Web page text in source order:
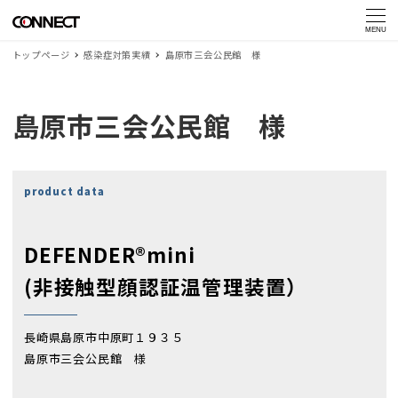
MENU
トップページ 感染症対策実績 島原市三会公民館 様
島原市三会公民館 様
product data
DEFENDER®mini
(非接触型顔認証温管理装置）
長崎県島原市中原町１９３５
島原市三会公民館 様